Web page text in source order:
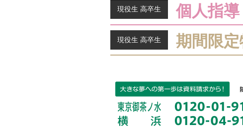
現役生 高卒生 個人指導
現役生 高卒生 期間限